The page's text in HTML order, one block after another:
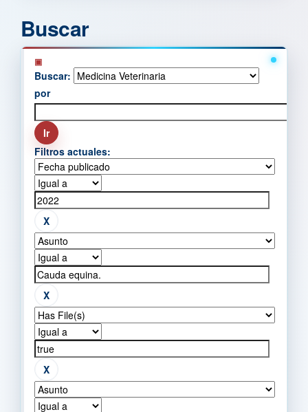
Buscar
Buscar:
por
Filtros actuales: